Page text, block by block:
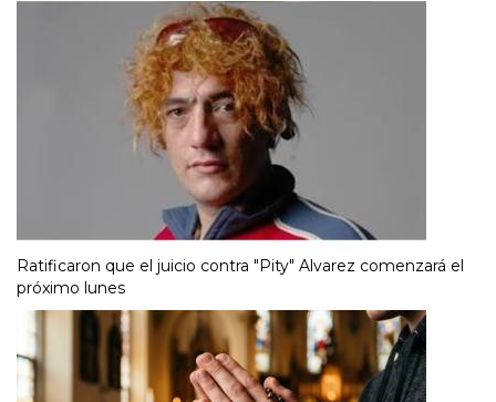
Ratificaron que el juicio contra "Pity" Alvarez comenzará el
próximo lunes